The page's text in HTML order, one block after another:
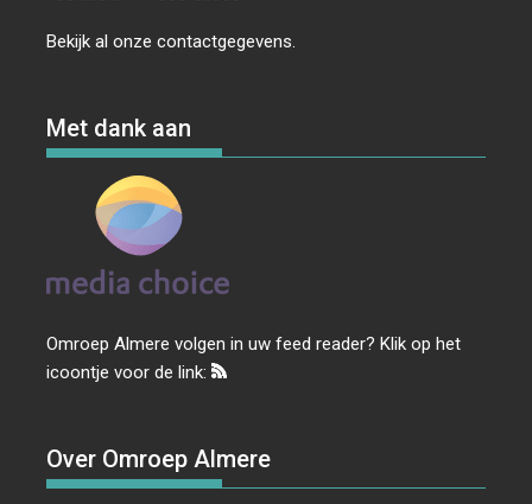
Bekijk al onzecontactgegevens
Met dank aan
Omroep Almere volgen in uw feed reader? Klik op het
icoontje voor de link:
Over Omroep Almere